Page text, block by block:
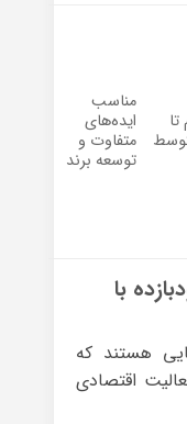
مناسب
ایده‌های
متفاوت و
توسعه برند
با
هستند که
اقتصادی